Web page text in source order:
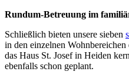
Rundum-Betreuung im
Schließlich bieten unsere sieben
in den einzelnen
das Haus St. Josef in Heiden
ebenfalls schon geplant.